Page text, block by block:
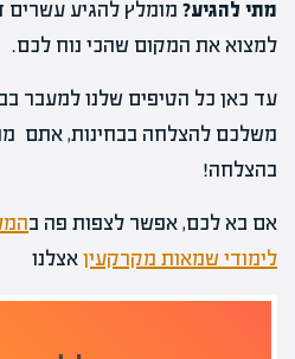
מתי להגיע? מומלץ להגיע עשרים
למצוא את המקום שהכי נוח לכם.
עד כאן כל הטיפים שלנו למעבר
משלכם להצלחה בבחינות, אתם
בהצלחה!
אם בא לכם, אפשר לצפות פה ב
לימודי שמאות מקרקעיןאצלנו